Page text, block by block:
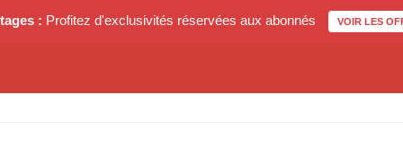
: Profitez d'exclusivités réservées aux abonnés VOIR LES